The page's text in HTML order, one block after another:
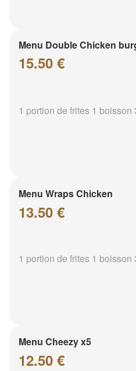
Menu Double Chicken
15.50 €
1 portion de frites 1 boisson
Menu Wraps Chicken
13.50 €
1 portion de frites 1 boisson
Menu Cheezy x5
12.50 €